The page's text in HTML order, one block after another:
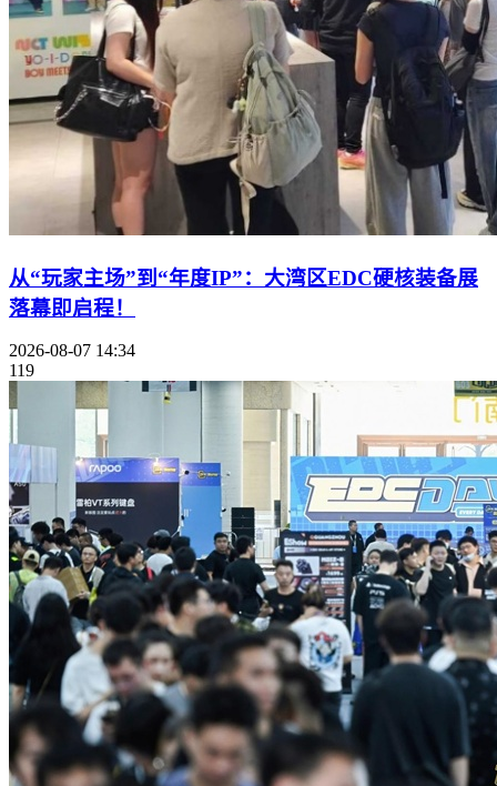
从“玩家主场”到“年度IP”：大湾区EDC硬核装备展
落幕即启程！
2026-08-07 14:34
119